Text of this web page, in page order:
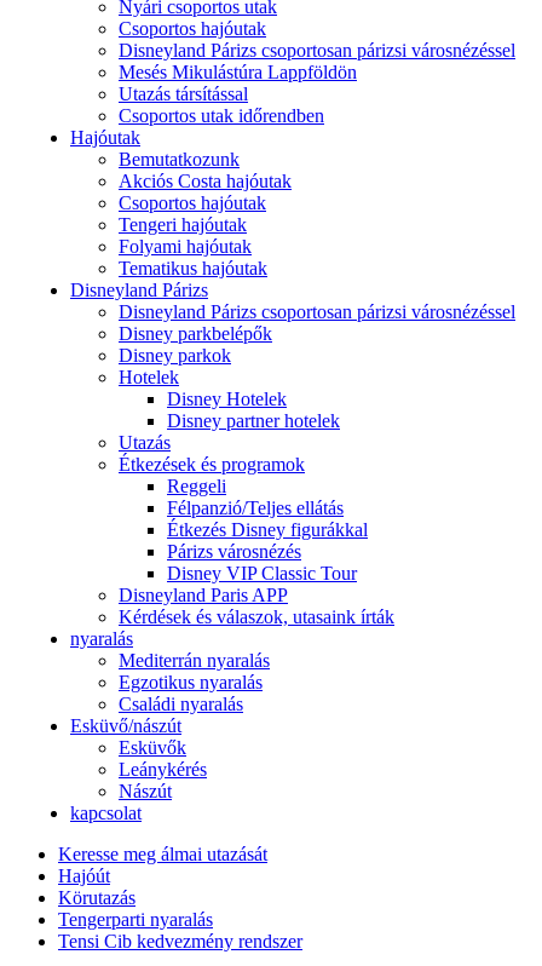
Nyári csoportos utak
Csoportos hajóutak
Disneyland Párizs csoportosan párizsi városnézéssel
Mesés Mikulástúra Lappföldön
Utazás társítással
Csoportos utak időrendben
Hajóutak
Bemutatkozunk
Akciós Costa hajóutak
Csoportos hajóutak
Tengeri hajóutak
Folyami hajóutak
Tematikus hajóutak
Disneyland Párizs
Disneyland Párizs csoportosan párizsi városnézéssel
Disney parkbelépők
Disney parkok
Hotelek
Disney Hotelek
Disney partner hotelek
Utazás
Étkezések és programok
Reggeli
Félpanzió/Teljes ellátás
Étkezés Disney figurákkal
Párizs városnézés
Disney VIP Classic Tour
Disneyland Paris APP
Kérdések és válaszok, utasaink írták
nyaralás
Mediterrán nyaralás
Egzotikus nyaralás
Családi nyaralás
Esküvő/nászút
Esküvők
Leánykérés
Nászút
kapcsolat
Keresse meg álmai utazását
Hajóút
Körutazás
Tengerparti nyaralás
Tensi Cib kedvezmény rendszer